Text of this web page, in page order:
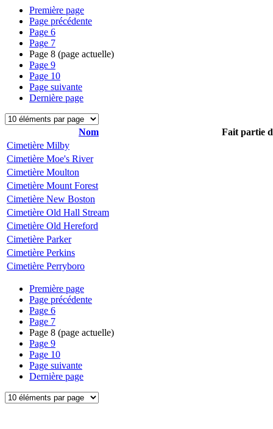
Première page
Page précédente
Page 6
Page 7
Page 8 (page actuelle)
Page 9
Page 10
Page suivante
Dernière page
Nom
Fait partie
Cimetière Milby
Cimetière Moe's River
Cimetière Moulton
Cimetière Mount Forest
Cimetière New Boston
Cimetière Old Hall Stream
Cimetière Old Hereford
Cimetière Parker
Cimetière Perkins
Cimetière Perryboro
Première page
Page précédente
Page 6
Page 7
Page 8 (page actuelle)
Page 9
Page 10
Page suivante
Dernière page